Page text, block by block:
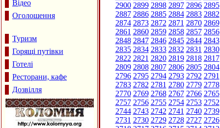
Відео
Оголошення
Туризм
Горящі путівки
Готелі
Ресторани, кафе
Дозвілля
2900 2899 2898 2897 2896 2895
2887 2886 2885 2884 2883 2882
2874 2873 2872 2871 2870 2869
2861 2860 2859 2858 2857 2856
2848 2847 2846 2845 2844 2843
2835 2834 2833 2832 2831 2830
2822 2821 2820 2819 2818 2817
2809 2808 2807 2806 2805 2804
2796 2795 2794 2793 2792 2791
2783 2782 2781 2780 2779 2778
2770 2769 2768 2767 2766 2765
2757 2756 2755 2754 2753 2752
2744 2743 2742 2741 2740 2739
2731 2730 2729 2728 2727 2726